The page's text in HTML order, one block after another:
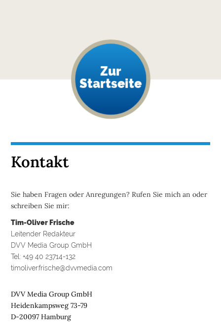
Zur
Startseite
Kontakt
Sie haben Fragen oder Anregungen? Rufen Sie mich an oder
schreiben Sie mir:
Tim-Oliver Frische
Leitender Redakteur
DVV Media Group GmbH
Tel: +49 40 23714-132
timoliver.frische@dvvmedia.com
DVV Media Group GmbH
Heidenkampsweg 73-79
D-20097 Hamburg